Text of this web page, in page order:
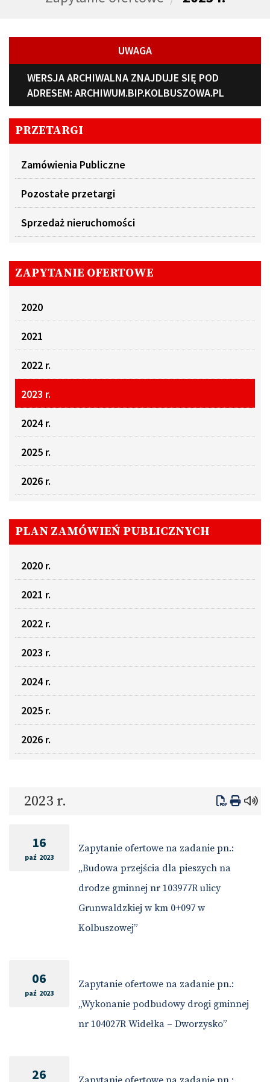
UWAGA
WERSJA ARCHIWALNA ZNAJDUJE SIĘ POD
ADRESEM: ARCHIWUM.BIP.KOLBUSZOWA.PL
PRZETARGI
Zamówienia Publiczne
Pozostałe przetargi
Sprzedaż nieruchomości
ZAPYTANIE OFERTOWE
2020
2021
2022 r.
2023 r.
2024 r.
2025 r.
2026 r.
PLAN ZAMÓWIEŃ PUBLICZNYCH
2020 r.
2021 r.
2022 r.
2023 r.
2024 r.
2025 r.
2026 r.
2023 r.
16
paź 2023
Zapytanie ofertowe na zadanie pn.:
„Budowa przejścia dla pieszych na
drodze gminnej nr 103977R ulicy
Grunwaldzkiej w km 0+097 w
Kolbuszowej”
06
paź 2023
Zapytanie ofertowe na zadanie pn.:
„Wykonanie podbudowy drogi gminnej
nr 104027R Widełka – Dworzysko”
26